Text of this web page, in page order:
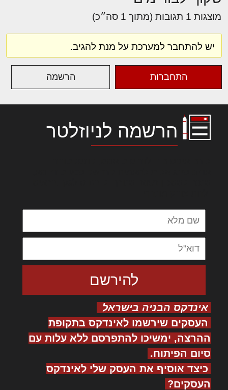
מוצגות 1 תגובות (מתוך 1 סה״כ)
יש להתחבר למערכת על מנת להגיב.
התחברות הרשמה
הרשמה לניוזלטר
אינדקס הבניה בישראל
העסקים שירשמו לאינדקס בתקופת
ההרצה, ימשיכו להתפרסם ללא עלות עם
סיום הפיתוח.
כיצד אוסיף את העסק שלי לאינדקס
העסקים?